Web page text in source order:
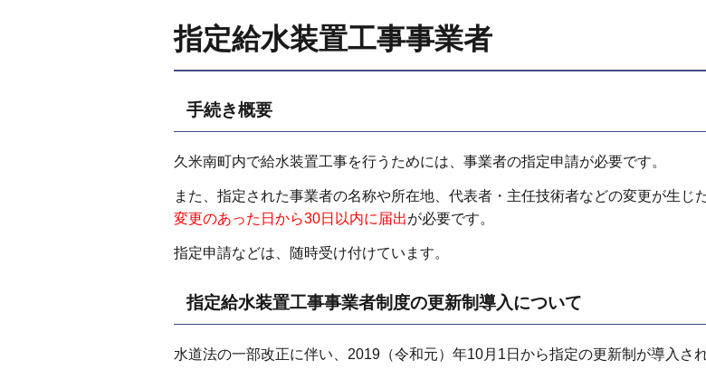
指定給水装置工事事業者
手続き概要
久米南町内で給水装置工事を行うためには、事業者の指定申請が必要です。
また、指定された事業者の名称や所在地、代表者・主任技術者などの変更が生じ
変更のあった日から30日以内に届出が必要です。
指定申請などは、随時受け付けています。
指定給水装置工事事業者制度の更新制導入について
水道法の一部改正に伴い、2019（令和元）年10月1日から指定の更新制が導入され